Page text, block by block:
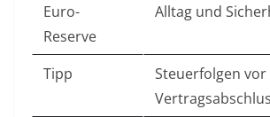
Euro-
Reserve
Alltag und
Tipp
Steuerfolgen vor